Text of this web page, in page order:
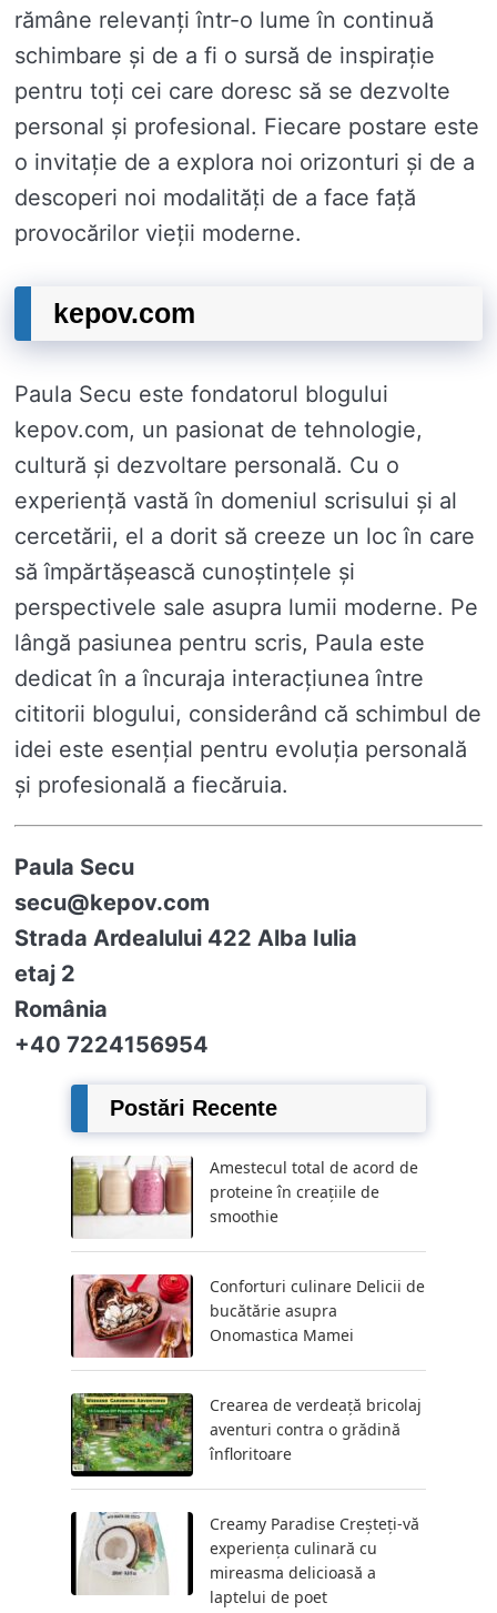
rămâne relevanți într-o lume în continuă
schimbare și de a fi o sursă de inspirație
pentru toți cei care doresc să se dezvolte
personal și profesional. Fiecare postare este
o invitație de a explora noi orizonturi și de a
descoperi noi modalități de a face față
provocărilor vieții moderne.
kepov.com
Paula Secu este fondatorul blogului
kepov.com, un pasionat de tehnologie,
cultură și dezvoltare personală. Cu o
experiență vastă în domeniul scrisului și al
cercetării, el a dorit să creeze un loc în care
să împărtășească cunoștințele și
perspectivele sale asupra lumii moderne. Pe
lângă pasiunea pentru scris, Paula este
dedicat în a încuraja interacțiunea între
cititorii blogului, considerând că schimbul de
idei este esențial pentru evoluția personală
și profesională a fiecăruia.
Paula Secu
secu@kepov.com
Strada Ardealului 422 Alba Iulia
etaj 2
România
+40 7224156954
Postări Recente
Amestecul total de acord de
proteine ​​în creațiile de
smoothie
Conforturi culinare Delicii de
bucătărie asupra
Onomastica Mamei
Crearea de verdeață bricolaj
aventuri contra o grădină
înfloritoare
Creamy Paradise Creșteți-vă
experiența culinară cu
mireasma delicioasă a
laptelui de poet